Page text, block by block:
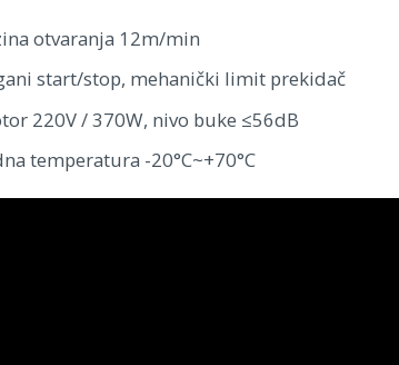
otvaranja 12m/min
start/stop, mehanički limit prekidač
220V / 370W, nivo buke ≤56dB
temperatura -20°C~+70°C